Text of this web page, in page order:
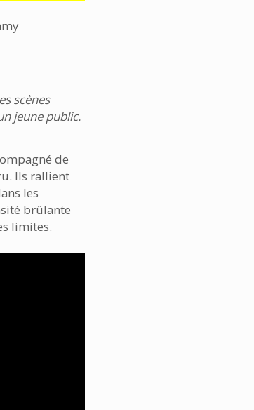
scènes
jeune public.
de
Ils rallient
les
brûlante
limites.